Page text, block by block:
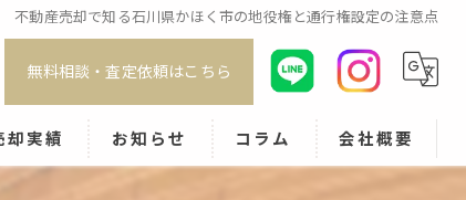
不動産売却で知る石川県かほく市の地役権と通行権設定の注意点
無料相談・査定依頼はこちら
却実績 お知らせ コラム 会社概要